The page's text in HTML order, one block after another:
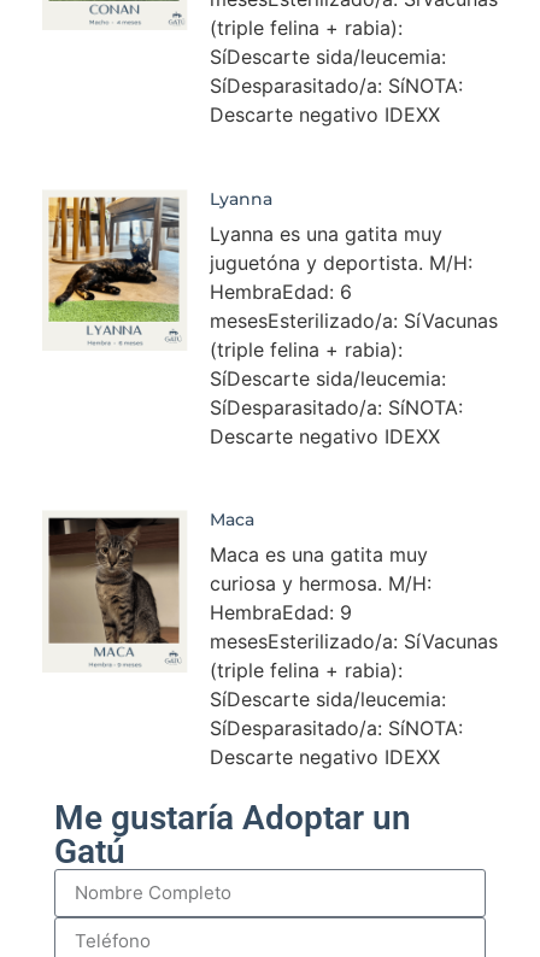
(triple felina + rabia):
SíDescarte sida/leucemia:
SíDesparasitado/a: SíNOTA:
Descarte negativo IDEXX
Lyanna
Lyanna es una gatita muy
juguetóna y deportista. M/H:
HembraEdad: 6
mesesEsterilizado/a: SíVacunas
(triple felina + rabia):
SíDescarte sida/leucemia:
SíDesparasitado/a: SíNOTA:
Descarte negativo IDEXX
Maca
Maca es una gatita muy
curiosa y hermosa. M/H:
HembraEdad: 9
mesesEsterilizado/a: SíVacunas
(triple felina + rabia):
SíDescarte sida/leucemia:
SíDesparasitado/a: SíNOTA:
Descarte negativo IDEXX
Me gustaría Adoptar un
Gatú